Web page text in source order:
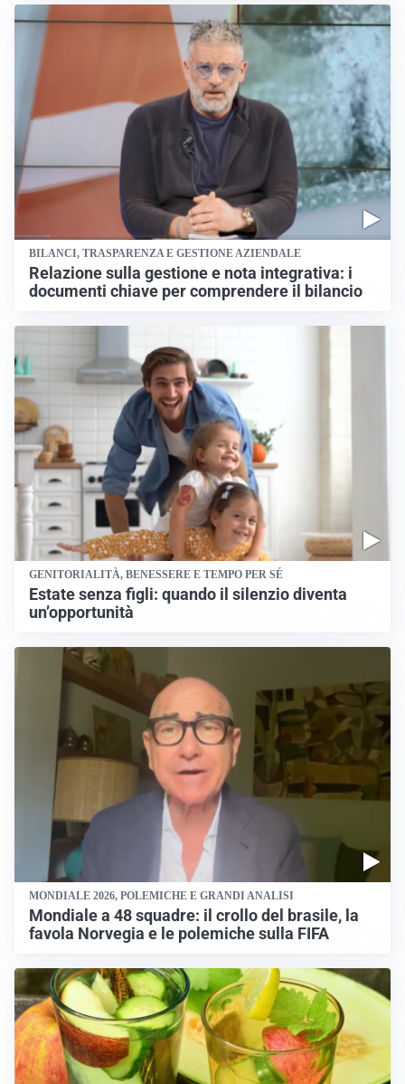
BILANCI, TRASPARENZA E GESTIONE AZIENDALE
Relazione sulla gestione e nota integrativa: i
documenti chiave per comprendere il bilancio
GENITORIALITÀ, BENESSERE E TEMPO PER SÉ
Estate senza figli: quando il silenzio diventa
un’opportunità
MONDIALE 2026, POLEMICHE E GRANDI ANALISI
Mondiale a 48 squadre: il crollo del brasile, la
favola Norvegia e le polemiche sulla FIFA